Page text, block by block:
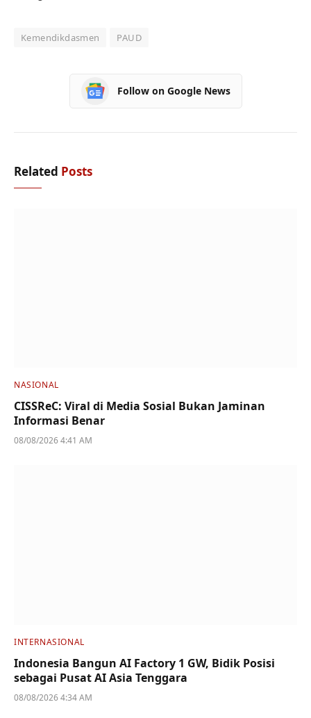
Kemendikdasmen PAUD
Follow on Google News
Related Posts
NASIONAL
CISSReC: Viral di Media Sosial Bukan Jaminan
Informasi Benar
08/08/2026 4:41 AM
INTERNASIONAL
Indonesia Bangun AI Factory 1 GW, Bidik Posisi
sebagai Pusat AI Asia Tenggara
08/08/2026 4:34 AM